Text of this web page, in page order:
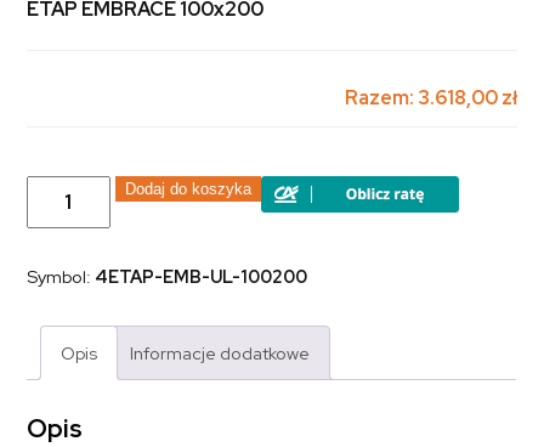
ETAP EMBRACE 100x200
Razem: 3.618,00 zł
ilość
Materac
piankowy
lateks
ETAP
100x200
Dodaj do koszyka
Symbol: 4ETAP-EMB-UL-100200
Opis Informacje dodatkowe
Opis